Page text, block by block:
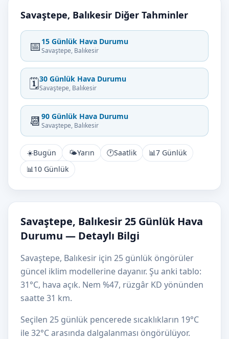
Savaştepe, Balıkesir Diğer Tahminler
📅 15 Günlük Hava Durumu
Savaştepe, Balıkesir
🗓️30 Günlük Hava Durumu
Savaştepe, Balıkesir
📆 90 Günlük Hava Durumu
Savaştepe, Balıkesir
☀️Bugün 🌤️Yarın 🕐Saatlik 📊7 Günlük
📊10 Günlük
Savaştepe, Balıkesir 25 Günlük Hava
Durumu — Detaylı Bilgi
Savaştepe, Balıkesir için 25 günlük öngörüler
güncel iklim modellerine dayanır. Şu anki tablo:
31°C, hava açık. Nem %47, rüzgâr KD yönünden
saatte 31 km.
Seçilen 25 günlük pencerede sıcaklıkların 19°C
ile 32°C arasında dalgalanması öngörülüyor.